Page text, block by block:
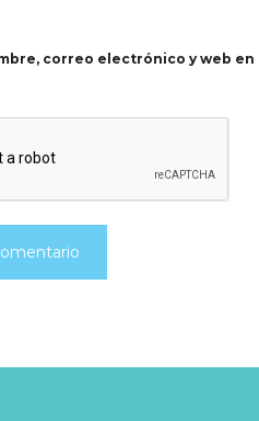
correo electrónico y web